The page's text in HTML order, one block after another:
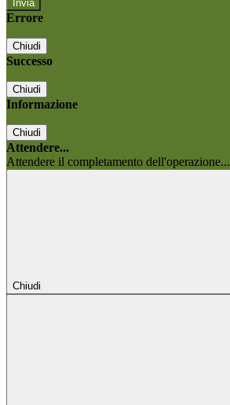
Errore
Chiudi
Successo
Chiudi
Informazione
Chiudi
Attendere...
Attendere il completamento dell'operazione...
Chiudi